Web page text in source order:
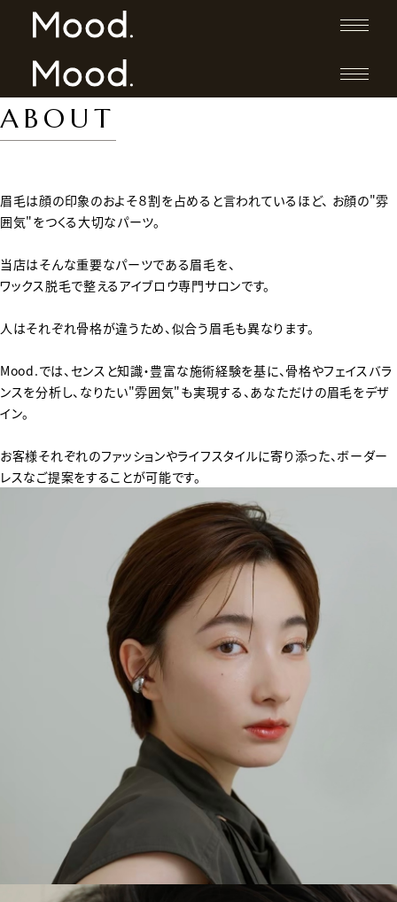
ABOUT
眉毛は顔の印象のおよそ８割を占めると言われているほど、 お顔の"雰
囲気"をつくる大切なパーツ。
当店はそんな重要なパーツである眉毛を、
ワックス脱毛で整えるアイブロウ専門サロンです。
人はそれぞれ骨格が違うため、似合う眉毛も異なります。
Mood.では、センスと知識・豊富な施術経験を基に、骨格やフェイスバラ
ンスを分析し、なりたい"雰囲気"も実現する、あなただけの眉毛をデザ
イン。
お客様それぞれのファッションやライフスタイルに寄り添った、ボーダー
レスなご提案をすることが可能です。